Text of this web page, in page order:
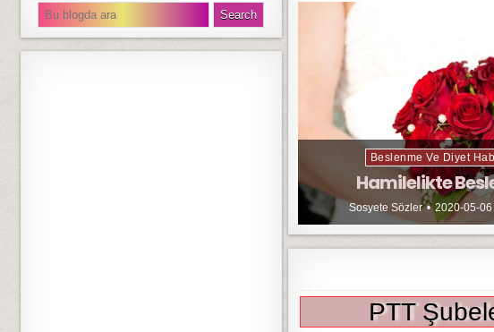
Beslenme Ve Diyet
Hamilelikte
Sosyete Sözler 2020-05-06
PTT
S
e